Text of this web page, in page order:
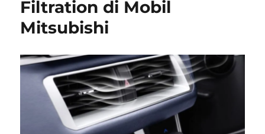
Filtration di Mobil
Mitsubishi